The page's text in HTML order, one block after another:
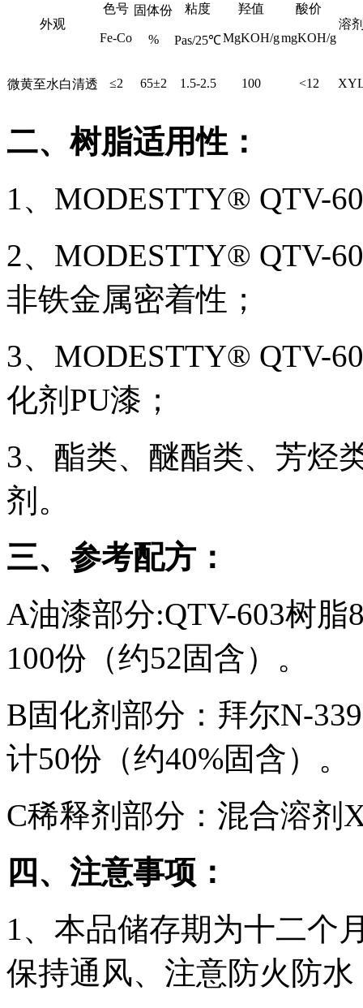
外观
色号
Fe-Co
固体份
%
粘度
Pas/25℃
羟值
MgKOH/g
酸价
mgKOH/g
溶
微黄至水白清透 ≤2 65±2 1.5-2.5 100 <12
二、树脂适用性：
1、MODESTTY® QTV-
2、MODESTTY® QTV-
非铁金属密着性；
3、MODESTTY® QTV-
化剂PU漆；
3、酯类、醚酯类、芳烃
剂。
三、参考配方：
A油漆部分:QTV-603树
100份（约52固含）。
B固化剂部分：拜尔N-
计50份（约40%固含）。
C稀释剂部分：混合溶剂
四、注意事项：
1、本品储存期为十二个
保持通风、注意防火防水